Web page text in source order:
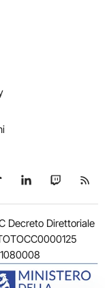
Telegram
su TikTok
Seguici su
Seguici
Decreto Direttoriale